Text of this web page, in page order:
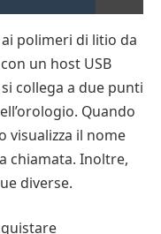
polimeri di litio da
un host USB
collega a due punti
Quando
visualizza il nome
chiamata. Inoltre,
diverse.